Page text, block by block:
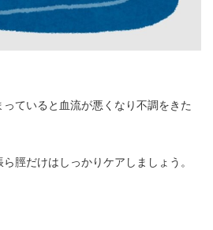
ていると血流が悪くなり不調をきた
脛だけはしっかりケアしましょう。